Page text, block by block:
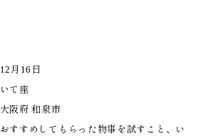
12月16日
いて座
大阪府 和泉市
おすすめしてもらった物事を試すこと、い